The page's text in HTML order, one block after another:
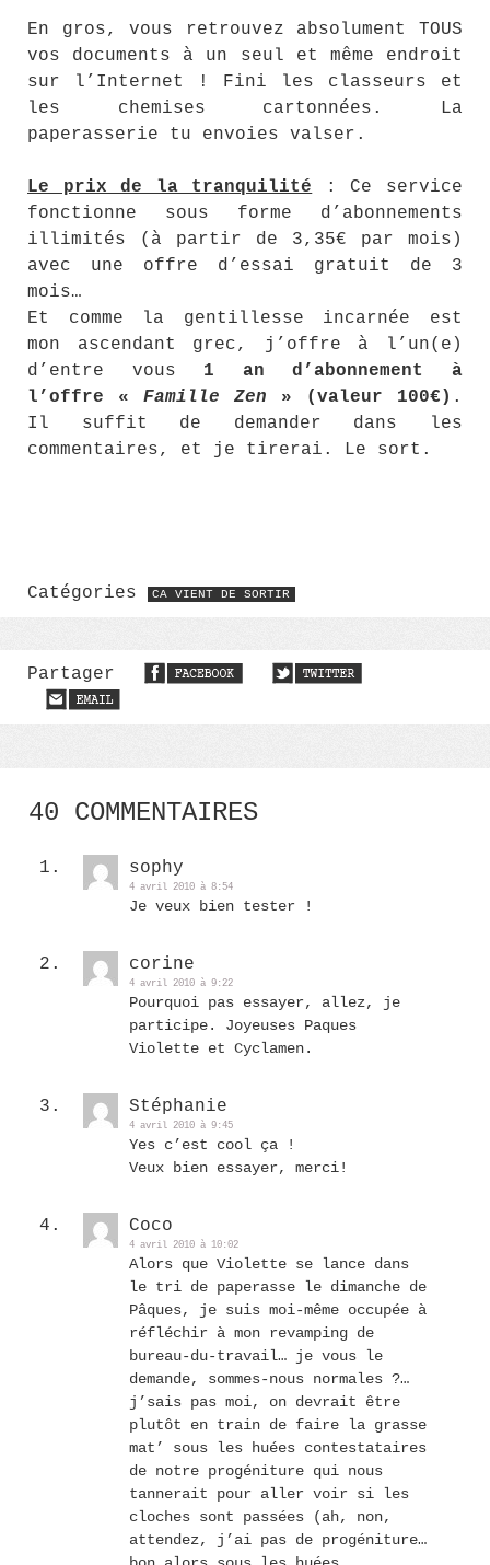
En gros, vous retrouvez absolument TOUS
vos documents à un seul et même endroit
sur l’Internet ! Fini les classeurs et
les chemises cartonnées. La
paperasserie tu envoies valser.
Le prix de la tranquilité : Ce service
fonctionne sous forme d’abonnements
illimités (à partir de 3,35€ par mois)
avec une offre d’essai gratuit de 3
mois…
Et comme la gentillesse incarnée est
mon ascendant grec, j’offre à l’un(e)
d’entre vous 1 an d’abonnement à
l’offre « Famille Zen » (valeur 100€) .
Il suffit de demander dans les
commentaires, et je tirerai. Le sort.
Catégories CA VIENT DE SORTIR
Partager
40 COMMENTAIRES
sophy
4 avril 2010 à 8:54
Je veux bien tester !
corine
4 avril 2010 à 9:22
Pourquoi pas essayer, allez, je
participe. Joyeuses Paques
Violette et Cyclamen.
Stéphanie
4 avril 2010 à 9:45
Yes c’est cool ça !
Veux bien essayer, merci!
Coco
4 avril 2010 à 10:02
Alors que Violette se lance dans
le tri de paperasse le dimanche de
Pâques, je suis moi-même occupée à
réfléchir à mon revamping de
bureau-du-travail… je vous le
demande, sommes-nous normales ?…
j’sais pas moi, on devrait être
plutôt en train de faire la grasse
mat’ sous les huées contestataires
de notre progéniture qui nous
tannerait pour aller voir si les
cloches sont passées (ah, non,
attendez, j’ai pas de progéniture…